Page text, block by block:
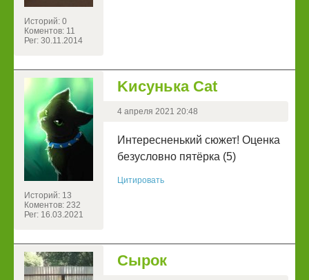
Историй: 0
Коментов: 11
Рег: 30.11.2014
Историй: 13
Коментов: 232
Рег: 16.03.2021
Kисунька Cat
4 апреля 2021 20:48
Интересненький сюжет! Оценка
безусловно пятёрка (5)
Цитировать
Сырок